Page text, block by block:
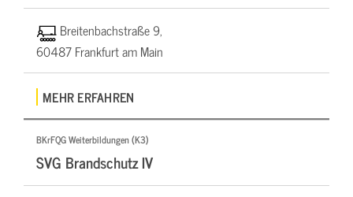
Breitenbachstraße 9,
60487 Frankfurt am Main
MEHR ERFAHREN
BKrFQG Weiterbildungen (K3)
SVG Brandschutz IV